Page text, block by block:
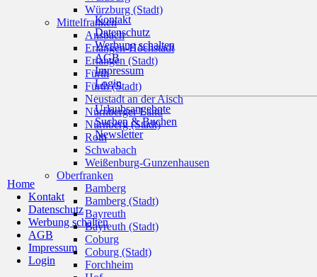
Kontakt
Datenschutz
Werbung schalten
AGB
Impressum
Login
Urlaubsangebote
Suchen & Buchen
Newsletter
Home
Kontakt
Datenschutz
Werbung schalten
AGB
Impressum
Login
Würzburg (Stadt)
Mittelfranken
Ansbach
Erlangen-Höchstadt
Erlangen (Stadt)
Fürth
Fürth (Stadt)
Neustadt an der Aisch
Nürnberger Land
Nürnberg (Stadt)
Roth
Schwabach
Weißenburg-Gunzenhausen
Oberfranken
Bamberg
Bamberg (Stadt)
Bayreuth
Bayreuth (Stadt)
Coburg
Coburg (Stadt)
Forchheim